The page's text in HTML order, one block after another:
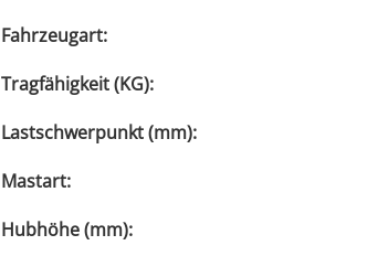
Fahrzeugart:
Tragfähigkeit (KG):
Lastschwerpunkt (mm):
Mastart:
Hubhöhe (mm):